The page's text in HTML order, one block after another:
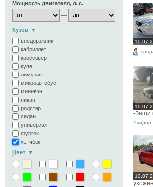
Мощность двигателя, л. с.
—
Кузов
внедорожник
кабриолет
кроссовер
купе
лимузин
микроавтобус
минивэн
пикап
родстер
седан
универсал
фургон
хэтчбек
Цвет
-
Луидор